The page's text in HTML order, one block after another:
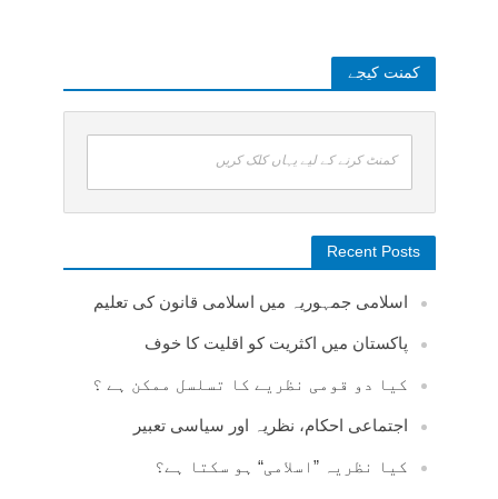
کمنت کیجے
کمنٹ کرنے کے لیے یہاں کلک کریں
Recent Posts
اسلامی جمہوریہ میں اسلامی قانون کی تعلیم
پاکستان میں اکثریت کو اقلیت کا خوف
کیا دو قومی نظریے کا تسلسل ممکن ہے ؟
اجتماعی احکام، نظریہ اور سیاسی تعبیر
کیا نظریہ ”اسلامی“ ہو سکتا ہے؟